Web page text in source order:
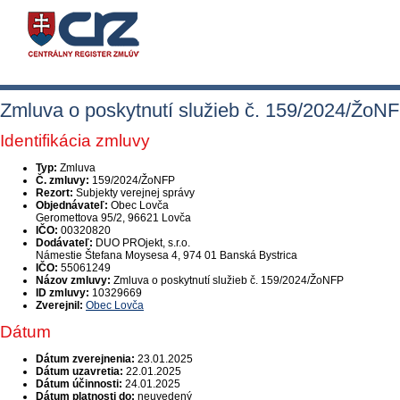
Zmluva o poskytnutí služieb č. 159/2024/
Identifikácia zmluvy
Typ: Zmluva
Č. zmluvy: 159/2024/ŽoNFP
Rezort: Subjekty verejnej správy
Objednávateľ: Obec Lovča
Geromettova 95/2, 96621 Lovča
IČO: 00320820
Dodávateľ: DUO PROjekt, s.r.o.
Námestie Štefana Moysesa 4, 974 01 Banská Bystrica
IČO: 55061249
Názov zmluvy: Zmluva o poskytnutí služieb č. 159/2024/ŽoNFP
ID zmluvy: 10329669
Zverejnil: Obec Lovča
Dátum
Dátum zverejnenia: 23.01.2025
Dátum uzavretia: 22.01.2025
Dátum účinnosti: 24.01.2025
Dátum platnosti do: neuvedený